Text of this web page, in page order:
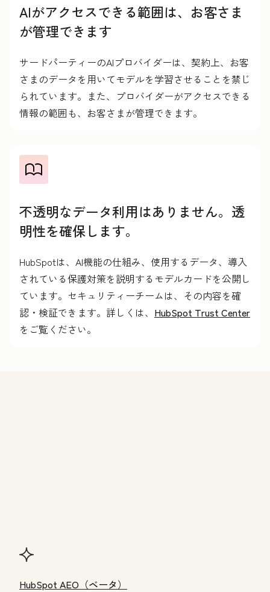
AIがアクセスできる範囲は、お客さま
が管理できます
サードパーティーのAIプロバイダーは、契約上、お客
さまのデータを用いてモデルを学習させることを禁じ
られています。また、プロバイダーがアクセスできる
情報の範囲も、お客さまが管理できます。
不透明なデータ利用はありません。透
明性を確保します。
HubSpotは、AI機能の仕組み、使用するデータ、導入
されている保護対策を説明するモデルカードを公開し
ています。セキュリティーチームは、その内容を確
認・検証できます。詳しくは、 HubSpot Trust Center
をご覧ください。
HubSpot AEO（ベータ）